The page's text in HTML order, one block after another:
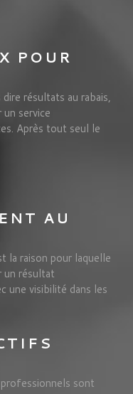
POUR
résultats au rabais,
service
Après tout seul le
AU
la raison pour laquelle
un résultat
une visibilité dans les
sont